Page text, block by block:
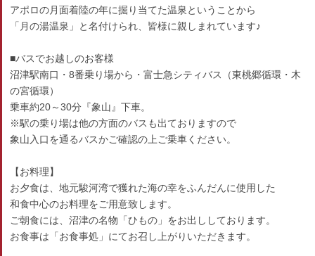
アポロの月面着陸の年に掘り当てた温泉ということから
「月の湯温泉」と名付けられ、皆様に親しまれています♪
■バスでお越しのお客様
沼津駅南口・8番乗り場から・富士急シティバス（東桃郷循環・木
の宮循環）
乗車約20～30分『象山』下車。
※駅の乗り場は他の方面のバスも出ておりますので
象山入口を通るバスかご確認の上ご乗車ください。
【お料理】
お夕食は、地元駿河湾で獲れた海の幸をふんだんに使用した
和食中心のお料理をご用意致します。
ご朝食には、沼津の名物「ひもの」をお出ししております。
お食事は「お食事処」にてお召し上がりいただきます。